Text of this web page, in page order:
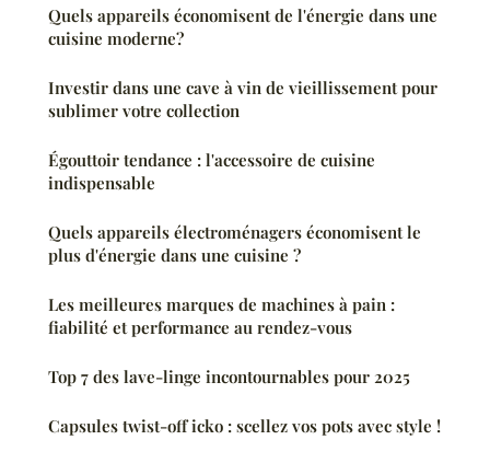
Quels appareils économisent de l'énergie dans une
cuisine moderne?
Investir dans une cave à vin de vieillissement pour
sublimer votre collection
Égouttoir tendance : l'accessoire de cuisine
indispensable
Quels appareils électroménagers économisent le
plus d'énergie dans une cuisine ?
Les meilleures marques de machines à pain :
fiabilité et performance au rendez-vous
Top 7 des lave-linge incontournables pour 2025
Capsules twist-off icko : scellez vos pots avec style !